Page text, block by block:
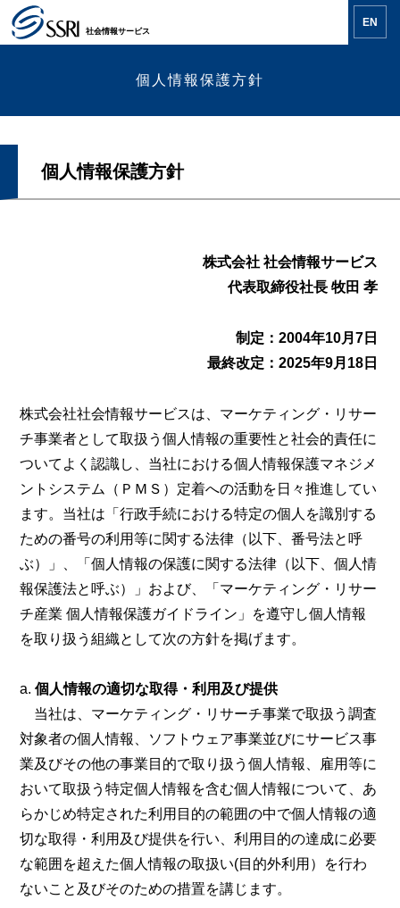
社会情報サービス
EN
個人情報保護方針
個人情報保護方針
株式会社 社会情報サービス
代表取締役社長 牧田 孝
制定：2004年10月7日
最終改定：2025年9月18日
株式会社社会情報サービスは、マーケティング・リサー
チ事業者として取扱う個人情報の重要性と社会的責任に
ついてよく認識し、当社における個人情報保護マネジメ
ントシステム（ＰＭＳ）定着への活動を日々推進してい
ます。当社は「行政手続における特定の個人を識別する
ための番号の利用等に関する法律（以下、番号法と呼
ぶ）」、「個人情報の保護に関する法律（以下、個人情
報保護法と呼ぶ）」および、「マーケティング・リサー
チ産業 個人情報保護ガイドライン」を遵守し個人情報
を取り扱う組織として次の方針を掲げます。
個人情報の適切な取得・利用及び提供
当社は、マーケティング・リサーチ事業で取扱う調査
対象者の個人情報、ソフトウェア事業並びにサービス事
業及びその他の事業目的で取り扱う個人情報、雇用等に
おいて取扱う特定個人情報を含む個人情報について、あ
らかじめ特定された利用目的の範囲の中で個人情報の適
切な取得・利用及び提供を行い、利用目的の達成に必要
な範囲を超えた個人情報の取扱い(目的外利用）を行わ
ないこと及びそのための措置を講じます。